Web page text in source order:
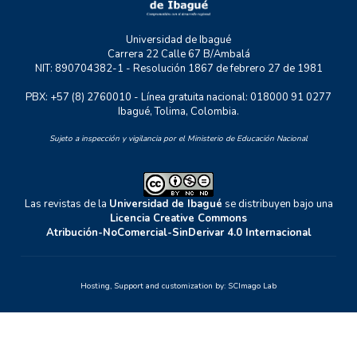
Universidad de Ibagué
Carrera 22 Calle 67 B/Ambalá
NIT: 890704382-1 - Resolución 1867 de febrero 27 de 1981
PBX: +57 (8) 2760010 - Línea gratuita nacional: 018000 91 0277
Ibagué, Tolima, Colombia.
Sujeto a inspección y vigilancia por el Ministerio de Educación Nacional
Las revistas de la Universidad de Ibagué se distribuyen bajo una
Licencia Creative Commons
Atribución-NoComercial-SinDerivar 4.0 Internacional
Hosting, Support and customization by: SCImago Lab